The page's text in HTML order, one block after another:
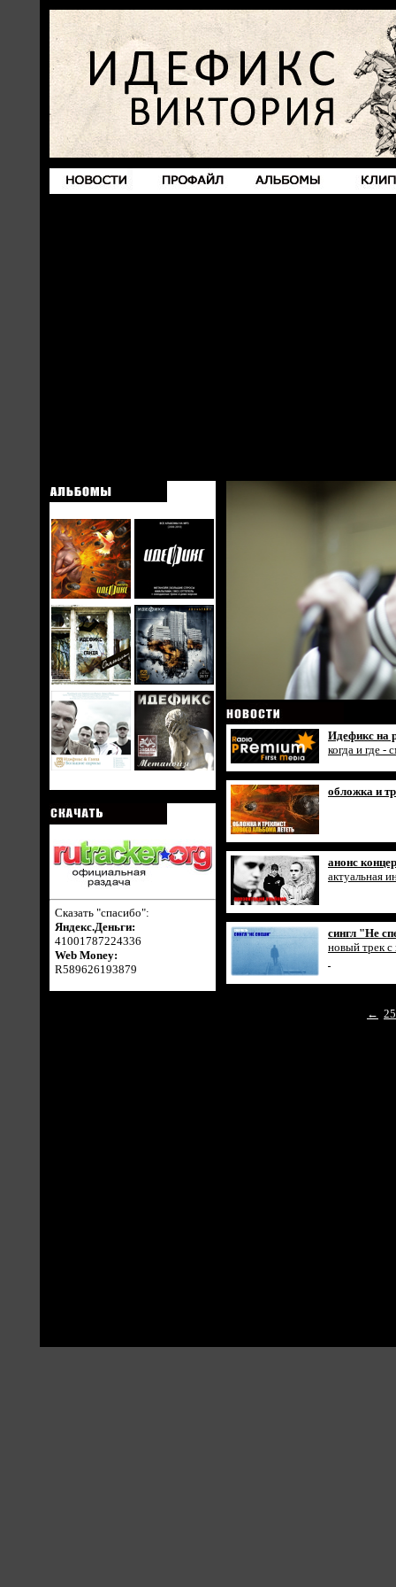
Сказать "спасибо":
Яндекс.Деньги:
41001787224336
Web Money:
R589626193879
Идефикс на
когда и где -
обложка и
анонс
актуальная
сингл "Не
новый трек с
← 25